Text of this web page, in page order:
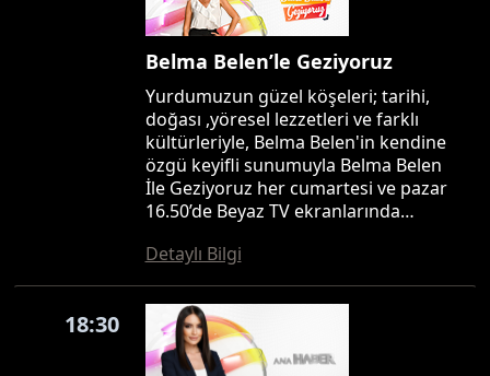
Belma Belen’le Geziyoruz
Yurdumuzun güzel köşeleri; tarihi,
doğası ,yöresel lezzetleri ve farklı
kültürleriyle, Belma Belen'in kendine
özgü keyifli sunumuyla Belma Belen
İle Geziyoruz her cumartesi ve pazar
16.50’de Beyaz TV ekranlarında…
Detaylı Bilgi
18:30